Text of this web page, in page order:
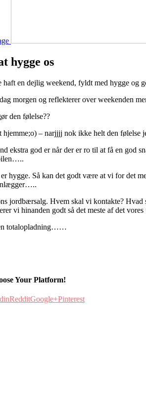
hygge os
haft en dejlig weekend, fyldt med hygge og
morgen og reflekterer over weekenden
den følelse??
– narjjjj nok ikke helt den følelse
ekstra god er når der er ro til at få en god
hygge. Så kan det godt være at vi for det
jordbærsalg. Hvem skal vi kontakte? Hvad
vi hinanden godt så det meste af det
totalopladning……
Your Platform!
RedditGoogle+Pinterest